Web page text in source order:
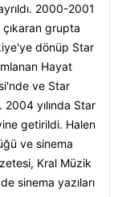
2000-2001
çıkaran grupta
dönüp Star
Hayat
ve Star
yılında Star
getirildi. Halen
ve sinema
Kral Müzik
sinema yazıları